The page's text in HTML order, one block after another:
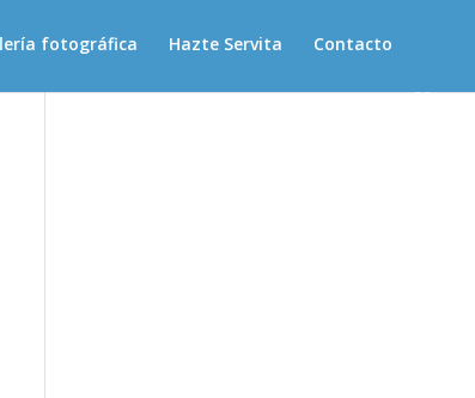
fotográfica Hazte Servita Contacto